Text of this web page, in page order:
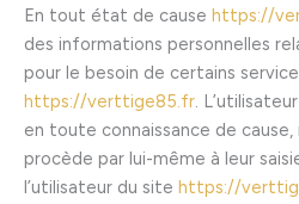
En tout état de cause https://
des informations personnelles
pour le besoin de certains
https://verttige85.fr.
en toute connaissance de cause,
procède par lui-même à leur
l’utilisateur du site https://